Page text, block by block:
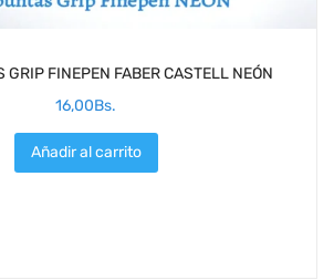
GRIP FINEPEN FABER CASTELL NEÓN
16,00Bs.
Añadir al carrito